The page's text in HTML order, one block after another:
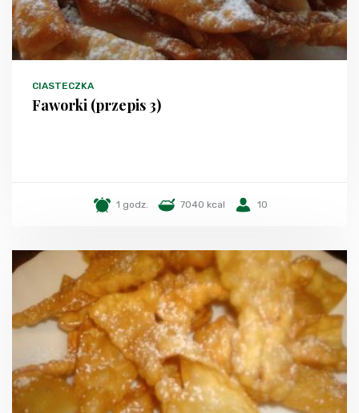
CIASTECZKA
Faworki (przepis 3)
1 godz. 7040 kcal 10